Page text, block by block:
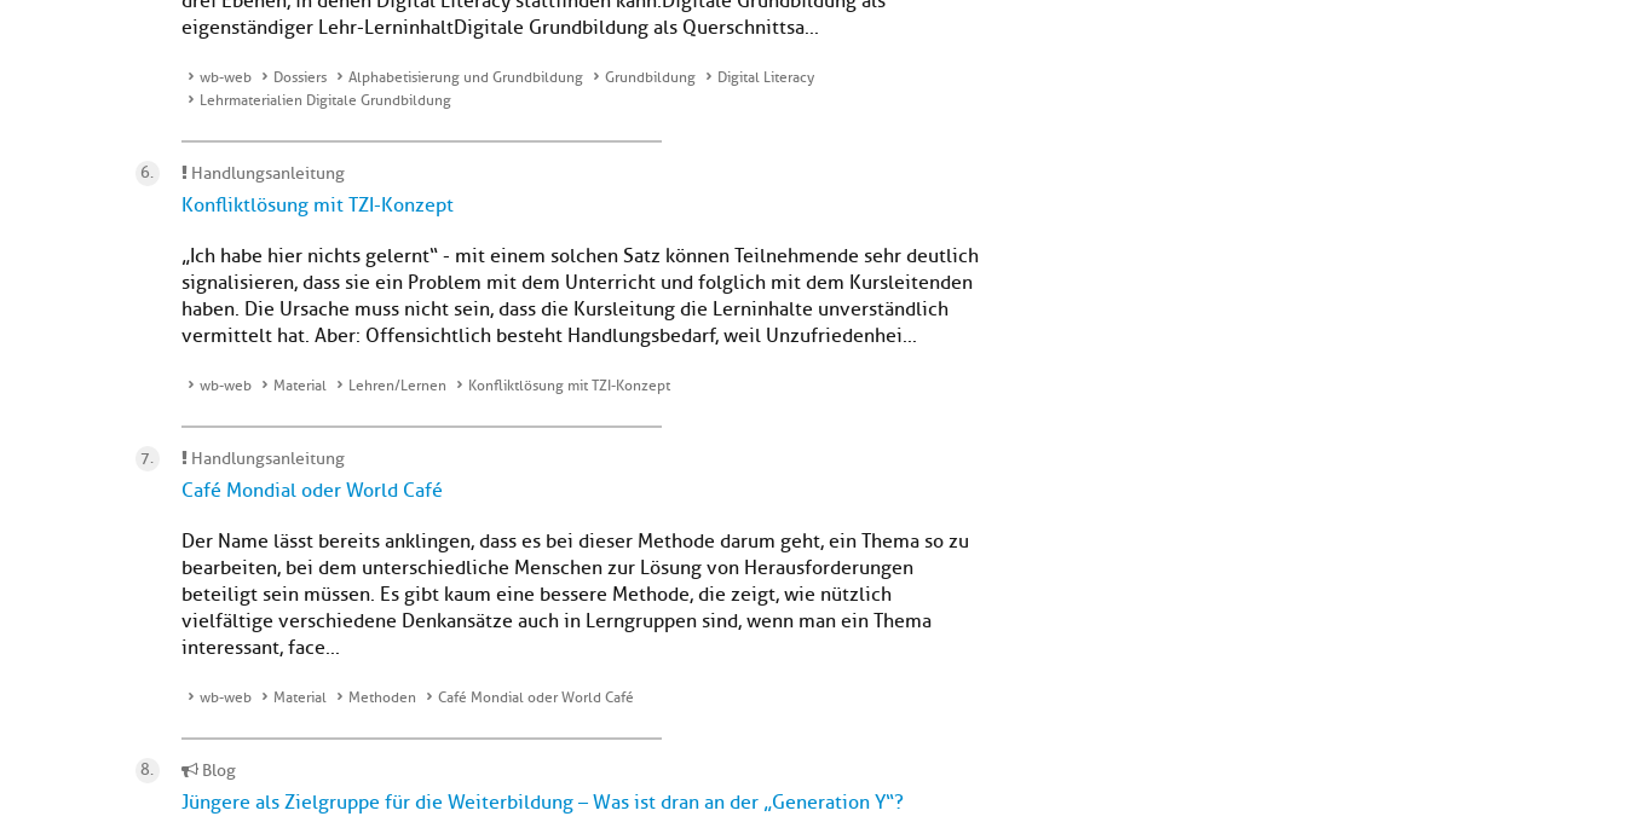
eigenständiger Lehr-LerninhaltDigitale Grundbildung als Querschnittsa...
wb-web Dossiers Alphabetisierung und Grundbildung Grundbildung
Digital Literacy
Lehrmaterialien Digitale Grundbildung
Handlungsanleitung
Konfliktlösung mit TZI-Konzept
„Ich habe hier nichts gelernt“ - mit einem solchen Satz können Teilnehmende sehr deutlich
signalisieren, dass sie ein Problem mit dem Unterricht und folglich mit dem Kursleitenden
haben. Die Ursache muss nicht sein, dass die Kursleitung die Lerninhalte unverständlich
vermittelt hat. Aber: Offensichtlich besteht Handlungsbedarf, weil Unzufriedenhei...
wb-web Material Lehren/Lernen Konfliktlösung mit TZI-Konzept
Handlungsanleitung
Café Mondial oder World Café
Der Name lässt bereits anklingen, dass es bei dieser Methode darum geht, ein Thema so zu
bearbeiten, bei dem unterschiedliche Menschen zur Lösung von Herausforderungen
beteiligt sein müssen. Es gibt kaum eine bessere Methode, die zeigt, wie nützlich
vielfältige verschiedene Denkansätze auch in Lerngruppen sind, wenn man ein Thema
interessant, face...
wb-web Material Methoden Café Mondial oder World Café
Blog
Jüngere als Zielgruppe für die Weiterbildung – Was ist dran an der „Generation Y“?